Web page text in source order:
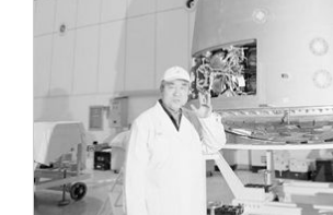
三创大赛
实用信息
会长致辞
总会章程
理事会名单